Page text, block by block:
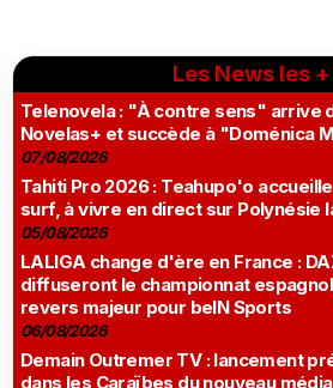
Les News les
Telenovela : "À contre sens" arrive
Novelas+ et succède à "Doménica
07/08/2026
Tahiti Pro 2026 : Teahupo'o
surf, à vivre en direct sur Polynésie
05/08/2026
LALIGA change d'ère en France :
diffuseront le championnat
revers majeur pour beIN Sports
06/08/2026
Demain Outremer TV : lancement
dans les Caraïbes du nouveau